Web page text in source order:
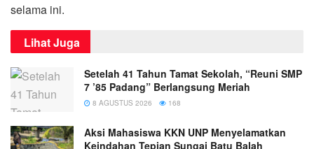
selama ini.
Lihat Juga
Setelah 41 Tahun Tamat Sekolah, “Reuni SMP
7 ’85 Padang” Berlangsung Meriah
8 AGUSTUS 2026 168
Aksi Mahasiswa KKN UNP Menyelamatkan
Keindahan Tepian Sungai Batu Balah